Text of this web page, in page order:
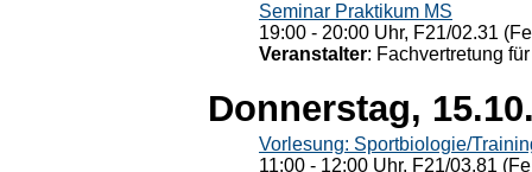
Seminar Praktikum MS
19:00 - 20:00 Uhr, F21/02.31
Veranstalter: Fachvertretung
Donnerstag,
Vorlesung: Sportbiologie/
11:00 - 12:00 Uhr, F21/03.81